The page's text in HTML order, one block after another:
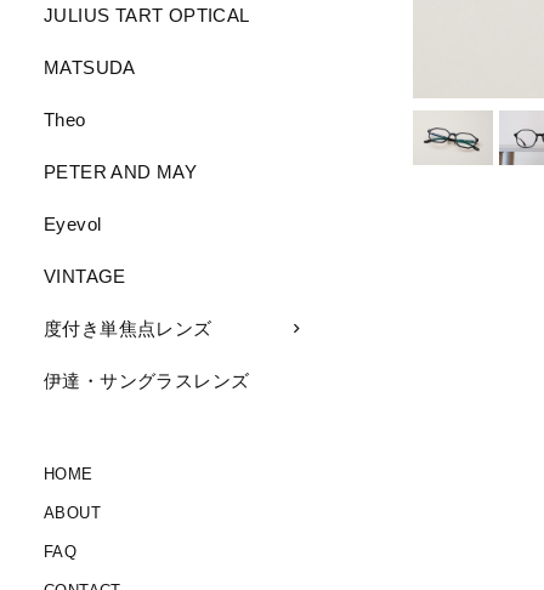
JULIUS TART OPTICAL
MATSUDA
Theo
PETER AND MAY
Eyevol
VINTAGE
度付き単焦点レンズ
伊達・サングラスレンズ
HOME
ABOUT
FAQ